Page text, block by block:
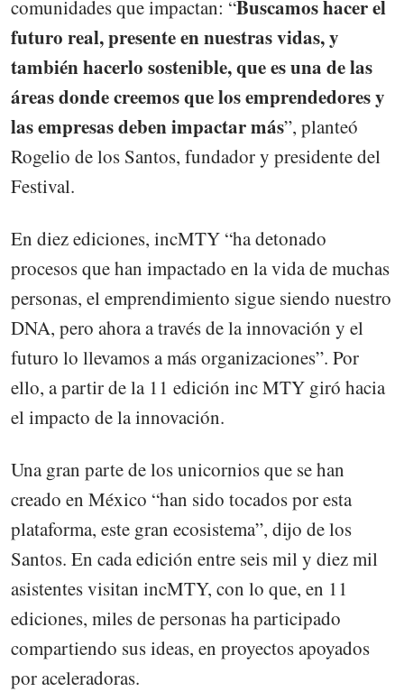
comunidades que impactan: “Buscamos hacer el
futuro real, presente en nuestras vidas, y
también hacerlo sostenible, que es una de las
áreas donde creemos que los emprendedores y
las empresas deben impactar más”, planteó
Rogelio de los Santos, fundador y presidente del
Festival.
En diez ediciones, incMTY “ha detonado
procesos que han impactado en la vida de muchas
personas, el emprendimiento sigue siendo nuestro
DNA, pero ahora a través de la innovación y el
futuro lo llevamos a más organizaciones”. Por
ello, a partir de la 11 edición inc MTY giró hacia
el impacto de la innovación.
Una gran parte de los unicornios que se han
creado en México “han sido tocados por esta
plataforma, este gran ecosistema”, dijo de los
Santos. En cada edición entre seis mil y diez mil
asistentes visitan incMTY, con lo que, en 11
ediciones, miles de personas ha participado
compartiendo sus ideas, en proyectos apoyados
por aceleradoras.